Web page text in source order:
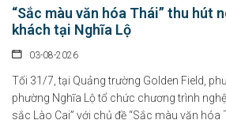
“Sắc màu văn hóa Thái” thu hút
khách tại Nghĩa Lộ
03-08-2026
Tối 31/7, tại Quảng trường Golden Field,
phường Nghĩa Lộ tổ chức chương trình
sắc Lào Cai” với chủ đề “Sắc màu văn hóa
07-08-2026
Tại Nghị định số 277/2026/NĐ-CP, Chính phủ
Chỉ thị của Thủ tướng Chính phủ về các
học 2026 - 2027